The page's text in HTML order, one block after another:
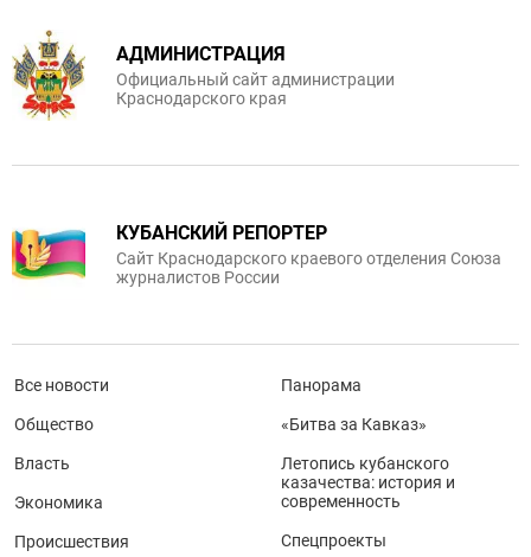
АДМИНИСТРАЦИЯ
Официальный сайт администрации
Краснодарского края
КУБАНСКИЙ РЕПОРТЕР
Сайт Краснодарского краевого отделения Союза
журналистов России
Все новости
Общество
Власть
Экономика
Происшествия
Панорама
«Битва за Кавказ»
Летопись кубанского
казачества: история и
современность
Спецпроекты